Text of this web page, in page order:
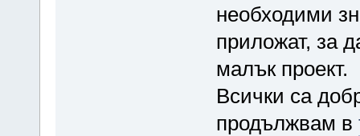
необходими
приложат, за
малък проект.
Всички са
продължвам в